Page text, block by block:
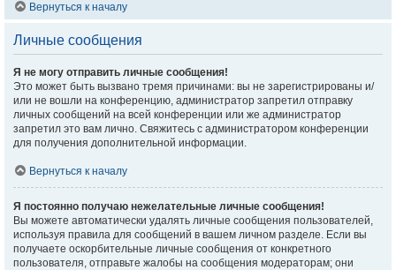
Вернуться к началу
Личные сообщения
Я не могу отправить личные сообщения!
Это может быть вызвано тремя причинами: вы не зарегистрированы и/
или не вошли на конференцию, администратор запретил отправку
личных сообщений на всей конференции или же администратор
запретил это вам лично. Свяжитесь с администратором конференции
для получения дополнительной информации.
Вернуться к началу
Я постоянно получаю нежелательные личные сообщения!
Вы можете автоматически удалять личные сообщения пользователей,
используя правила для сообщений в вашем личном разделе. Если вы
получаете оскорбительные личные сообщения от конкретного
пользователя, отправьте жалобы на сообщения модераторам; они